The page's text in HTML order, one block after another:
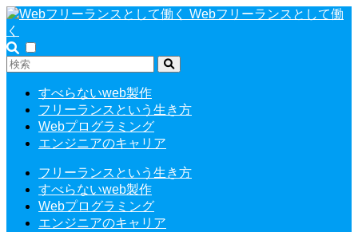
Webフリーランスとして働
く
すべらないweb製作
フリーランスという生き方
Webプログラミング
エンジニアのキャリア
フリーランスという生き方
すべらないweb製作
Webプログラミング
エンジニアのキャリア